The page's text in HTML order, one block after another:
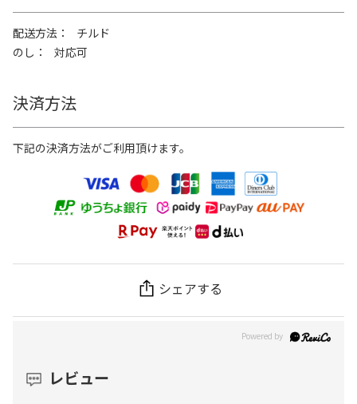
配送方法
チルド
のし
対応可
決済方法
下記の決済方法がご利用頂けます。
シェアする
レビュー